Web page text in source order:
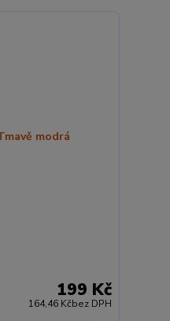
199 Kč
164,46 Kčbez DPH